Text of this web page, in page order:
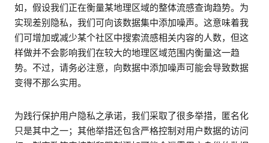
如，假设我们正在衡量某地理区域的整体流感查询趋势。为
实现差别隐私，我们可向该数据集中添加噪声。这意味着我
们可增加或减少某个社区中搜索流感相关内容的人数，但这
样做并不会影响我们在较大的地理区域范围内衡量这一趋
势。不过，请务必注意，向数据中添加噪声可能会导致数据
变得不那么实用。
为践行保护用户隐私之承诺，我们采取了很多举措，匿名化
只是其中之一；其他举措还包含严格控制对用户数据的访问